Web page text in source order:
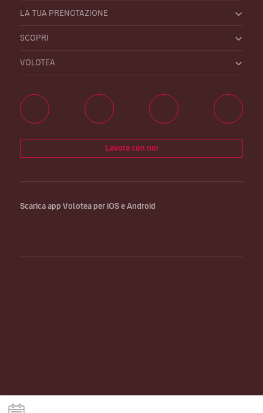
LA TUA PRENOTAZIONE
SCOPRI
VOLOTEA
Lavora con noi
Scarica app Volotea per iOS e Android